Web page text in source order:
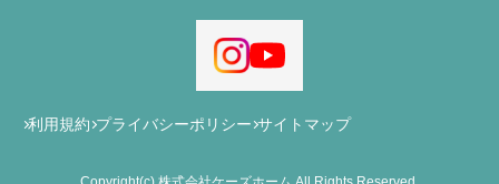
利用規約 プライバシーポリシー サイトマップ